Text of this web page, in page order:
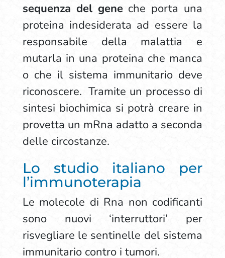
sequenza del geneche porta una
proteina indesiderata ad essere la
responsabile della malattia e
mutarla in una proteina che manca
o che il sistema immunitario deve
riconoscere. Tramite un processo di
sintesi biochimica si potrà creare in
provetta un mRna adatto a seconda
delle circostanze.
Lo studio italiano per
l’immunoterapia
Le molecole di Rna non codificanti
sono nuovi ‘interruttori’ per
risvegliare le sentinelle del sistema
immunitario contro i tumori.